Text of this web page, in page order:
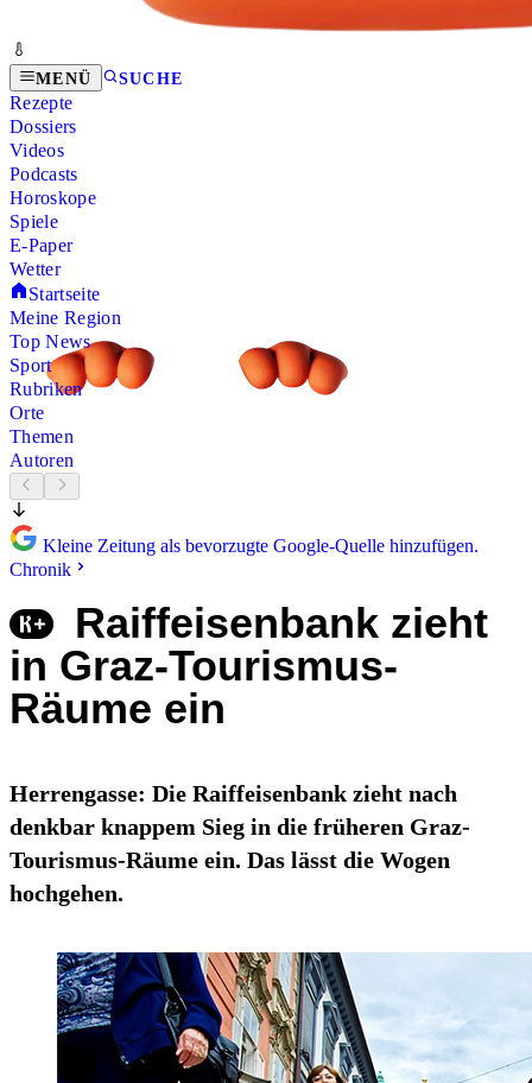
MENÜ SUCHE
Rezepte
Dossiers
Videos
Podcasts
Horoskope
Spiele
E-Paper
Wetter
Startseite
Meine Region
Top News
Sport
Rubriken
Orte
Themen
Autoren
Kleine Zeitung als bevorzugte Google-Quelle hinzufügen.
Chronik
Raiffeisenbank zieht
in Graz-Tourismus-
Räume ein
Herrengasse: Die Raiffeisenbank zieht nach
denkbar knappem Sieg in die früheren Graz-
Tourismus-Räume ein. Das lässt die Wogen
hochgehen.